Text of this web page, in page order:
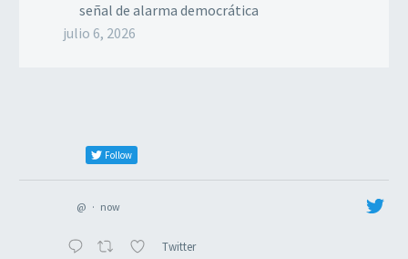
señal de alarma democrática
julio 6, 2026
Follow
@ · now
Twitter